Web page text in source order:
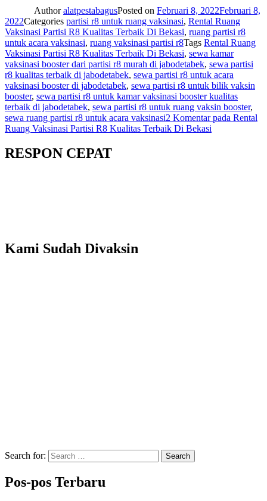
AuthoralatpestabagusPosted on Februari 8, 2022Februari 8,
2022Categories partisi r8 untuk ruang vaksinasi, Rental Ruang
Vaksinasi Partisi R8 Kualitas Terbaik Di Bekasi, ruang partisi r8
untuk acara vaksinasi, ruang vaksinasi partisi r8Tags Rental Ruang
Vaksinasi Partisi R8 Kualitas Terbaik Di Bekasi, sewa kamar
vaksinasi booster dari partisi r8 murah di jabodetabek, sewa partisi
r8 kualitas terbaik di jabodetabek, sewa partisi r8 untuk acara
vaksinasi booster di jabodetabek, sewa partisi r8 untuk bilik vaksin
booster, sewa partisi r8 untuk kamar vaksinasi booster kualitas
terbaik di jabodetabek, sewa partisi r8 untuk ruang vaksin booster,
sewa ruang partisi r8 untuk acara vaksinasi2 Komentarpada Rental
Ruang Vaksinasi Partisi R8 Kualitas Terbaik Di Bekasi
RESPON CEPAT
Kami Sudah Divaksin
Search for: Search
Pos-pos Terbaru